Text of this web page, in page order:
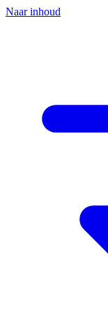
Naar inhoud